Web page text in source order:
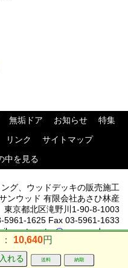
10,640円
送料 納期
無垢ドア お知らせ
特集
リンク
サイトマップ
中を見る
グ、ウッドデッキの販売施工
ンウッド 有限会社あさひ林産
東京都北区滝野川1-90-8-1003
5961-1625 Fax 03-5961-1633
postmaster@sun-wood.com